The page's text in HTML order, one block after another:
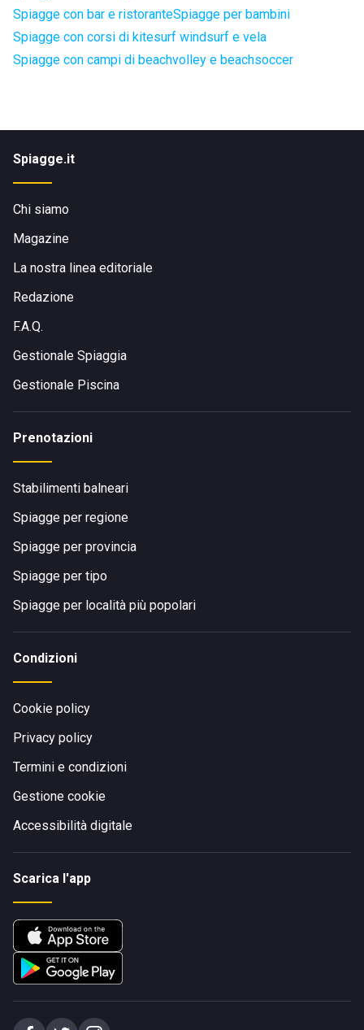
Spiagge con bar e ristoranteSpiagge per bambini
Spiagge con corsi di kitesurf windsurf e vela
Spiagge con campi di beachvolley e beachsoccer
Spiagge.it
Chi siamo
Magazine
La nostra linea editoriale
Redazione
F.A.Q.
Gestionale Spiaggia
Gestionale Piscina
Prenotazioni
Stabilimenti balneari
Spiagge per regione
Spiagge per provincia
Spiagge per tipo
Spiagge per località più popolari
Condizioni
Cookie policy
Privacy policy
Termini e condizioni
Gestione cookie
Accessibilità digitale
Scarica l'app